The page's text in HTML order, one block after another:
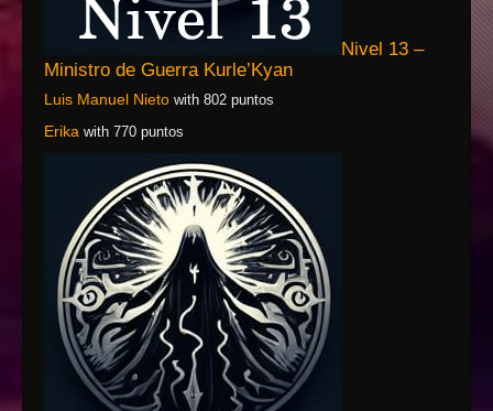
Nivel 13 –
Ministro de Guerra Kurle’Kyan
Luis Manuel Nieto with 802 puntos
Erika with 770 puntos